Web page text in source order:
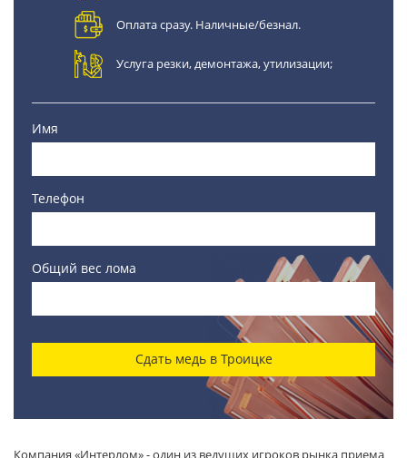
Оплата сразу. Наличные/безнал.
Услуга резки, демонтажа, утилизации;
Имя
Телефон
Общий вес лома
Сдать медь в Троицке
Компания «Интерлом» - один из ведущих игроков рынка приема